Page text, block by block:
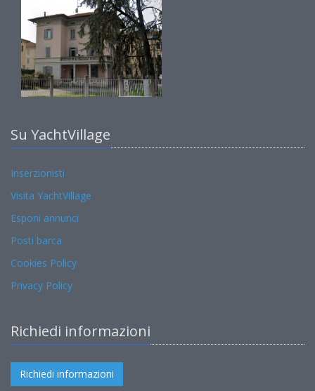
Su YachtVillage
Inserzionisti
Visita YachtVillage
Esponi annunci
Posti barca
Cookies Policy
Privacy Policy
Richiedi informazioni
Richiedi informazioni